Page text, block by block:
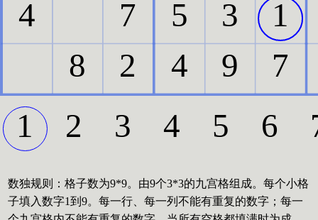
数独规则：格子数为9*9。由9个3*3的九宫格组成。每个小格
子填入数字1到9。每一行、每一列不能有重复的数字；每一